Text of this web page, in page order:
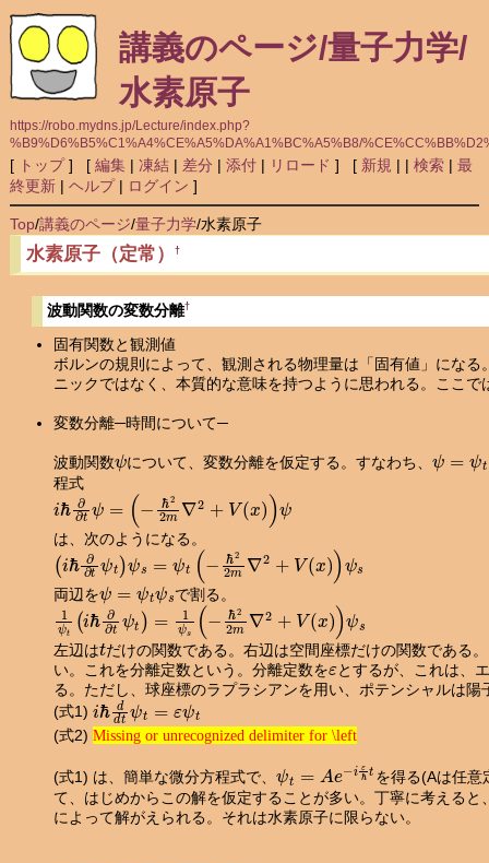
講義のページ/量子力学/
水素原子
https://robo.mydns.jp/Lecture/index.php?
%B9%D6%B5%C1%A4%CE%A5%DA%A1%BC%A5%B8/
[ トップ] [ 編集| 凍結 | 差分 | 添付| リロード ] [ 新規 | | 検索| 最
終更新| ヘルプ| ログイン ]
Top/講義のページ/量子力学/水素原子
水素原子（定常） †
波動関数の変数分離†
固有関数と観測値
ボルンの規則によって、観測される物理量は「固有値」にな
ニックではなく、本質的な意味を持つように思われる。ここ
変数分離─時間について─
波動関数 ψについて、変数分離を仮定する。すなわち、 ψ (
程式
iℏ ∂t ψ ℏ m ∇2+ x)) ψ
は、次のようになる。
(i ℏ∂ ∂t ψt )ψ s ψt (− ℏ2 m∇2+ x)) ψs
両辺を ψ =ψ ψ s で割る。
1ψ t(iℏ ∂∂ ψ t) = ψs (− 22m∇ 2+ V(x ))ψ s
左辺はtだけの関数である。右辺は空間座標だけの関数である
い。これを分離定数という。分離定数をεとするが、これは、
る。ただし、球座標のラプラシアンを用い、ポテンシャルは
(式1) iℏddtψ t=εψt
(式2) Missing or unrecognized delimiter for \left
Missing or unrecognized delimiter for \left
(式1) は、簡単な微分方程式で、 ψ − εℏt を得る(Aは任意
て、はじめからこの解を仮定することが多い。丁寧に考える
によって解がえられる。それは水素原子に限らない。